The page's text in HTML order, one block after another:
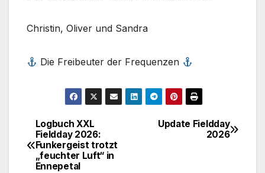
Christin, Oliver und Sandra
Die Freibeuter der Frequenzen
Beitragsnavigation
Update Fieldday
2026
Logbuch XXL
Fieldday 2026:
Funkergeist trotzt
„feuchter Luft“ in
Ennepetal